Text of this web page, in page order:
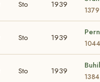
Sto 1939
Sto 1939
Sto 1939